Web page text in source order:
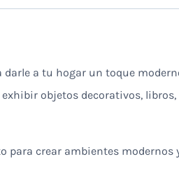
a tu hogar un toque
objetos decorativos,
para crear ambientes